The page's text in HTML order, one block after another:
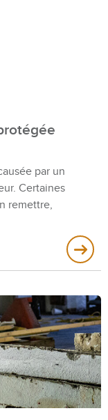
par un
Certaines
remettre,